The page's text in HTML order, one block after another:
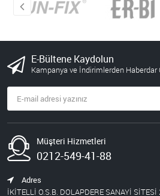
E-Bültene Kaydolun
Kampanya ve İndirimlerden Haberdar
Müşteri Hizmetleri
0212-549-41-88
Adres
İKİTELLİ O.S.B. DOLAPDERE SANAYİ